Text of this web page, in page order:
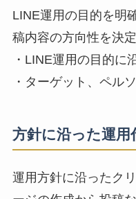
LINE運用の目的を明
稿内容の方向性を決定
・LINE運用の目的に
・ターゲット、ペル
方針に沿った運用
運用方針に沿ったク